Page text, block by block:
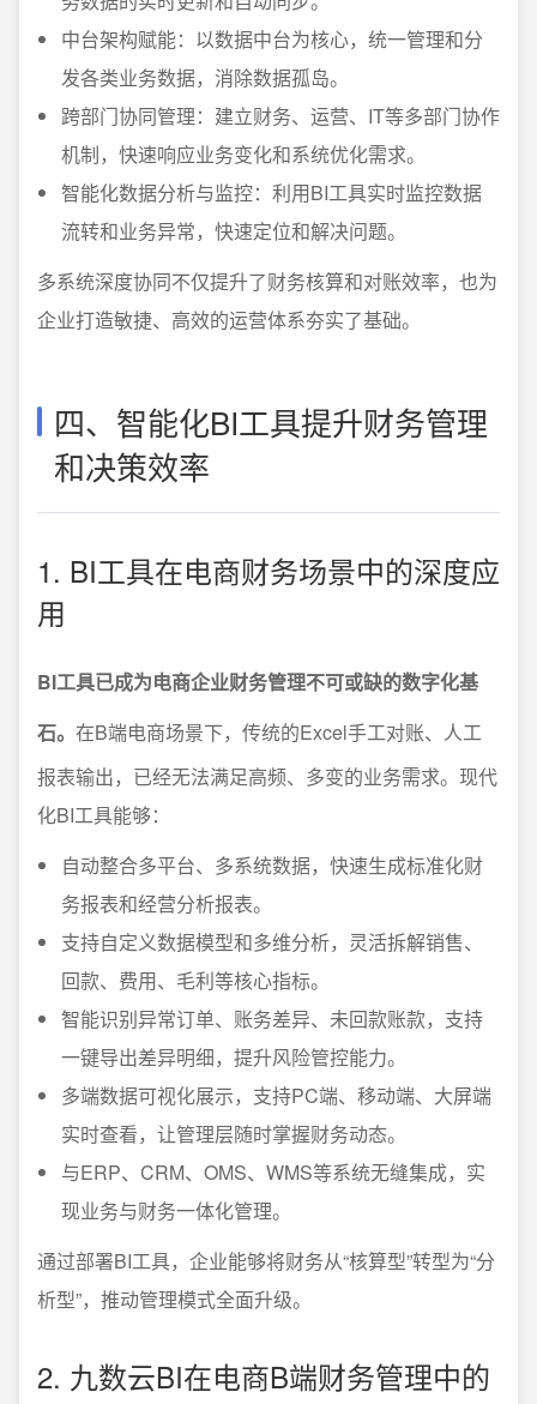
中台架构赋能：以数据中台为核心，统一管理和分
发各类业务数据，消除数据孤岛。
跨部门协同管理：建立财务、运营、IT等多部门协作
机制，快速响应业务变化和系统优化需求。
智能化数据分析与监控：利用BI工具实时监控数据
流转和业务异常，快速定位和解决问题。
多系统深度协同不仅提升了财务核算和对账效率，也为
企业打造敏捷、高效的运营体系夯实了基础。
四、智能化BI工具提升财务管理
和决策效率
1. BI工具在电商财务场景中的深度应
用
BI工具已成为电商企业财务管理不可或缺的数字化基
石。 在B端电商场景下，传统的Excel手工对账、人工
报表输出，已经无法满足高频、多变的业务需求。现代
化BI工具能够：
自动整合多平台、多系统数据，快速生成标准化财
务报表和经营分析报表。
支持自定义数据模型和多维分析，灵活拆解销售、
回款、费用、毛利等核心指标。
智能识别异常订单、账务差异、未回款账款，支持
一键导出差异明细，提升风险管控能力。
多端数据可视化展示，支持PC端、移动端、大屏端
实时查看，让管理层随时掌握财务动态。
与ERP、CRM、OMS、WMS等系统无缝集成，实
现业务与财务一体化管理。
通过部署BI工具，企业能够将财务从“核算型”转型为“分
析型”，推动管理模式全面升级。
2. 九数云BI在电商B端财务管理中的